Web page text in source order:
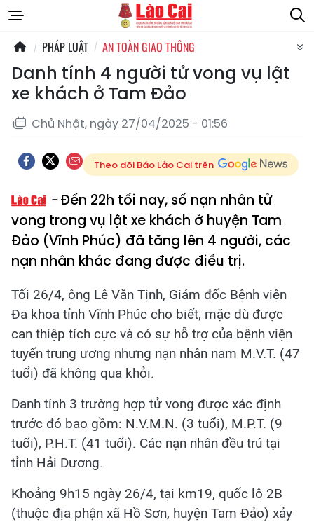
PHÁP LUẬT AN TOÀN GIAO THÔNG
Danh tính 4 người tử vong vụ lật
xe khách ở Tam Đảo
Chủ Nhật, ngày 27/04/2025 - 01:56
Theo dõi Báo Lào Cai trên
Đến 22h tối nay, số nạn nhân tử
vong trong vụ lật xe khách ở huyện Tam
Đảo (Vĩnh Phúc) đã tăng lên 4 người, các
nạn nhân khác đang được điều trị.
Tối 26/4, ông Lê Văn Tịnh, Giám đốc Bệnh viện
Đa khoa tỉnh Vĩnh Phúc cho biết, mặc dù được
can thiệp tích cực và có sự hỗ trợ của bệnh viện
tuyến trung ương nhưng nạn nhân nam M.V.T. (47
tuổi) đã không qua khỏi.
Danh tính 3 trường hợp tử vong được xác định
trước đó bao gồm: N.V.M.N. (3 tuổi), M.P.T. (9
tuổi), P.H.T. (41 tuổi). Các nạn nhân đều trú tại
tỉnh Hải Dương.
Khoảng 9h15 ngày 26/4, tại km19, quốc lộ 2B
(thuộc địa phận xã Hồ Sơn, huyện Tam Đảo) xảy